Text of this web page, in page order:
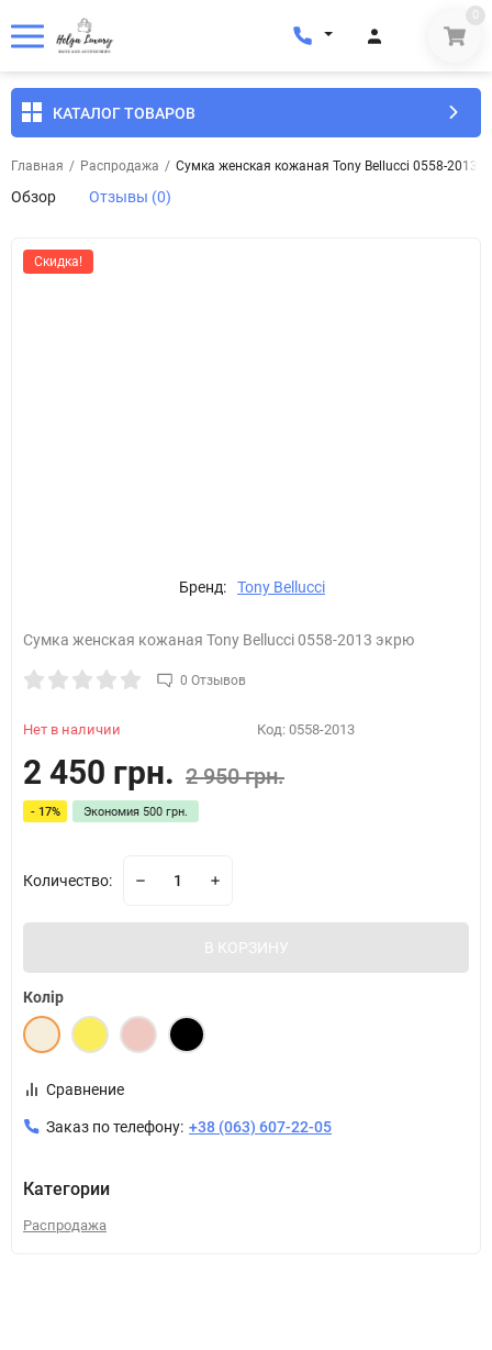
0
КАТАЛОГ ТОВАРОВ
Главная / Распродажа / Сумка женская кожаная Tony Bellucci 0558-2013
Обзор Отзывы (0)
Скидка!
Бренд: Tony Bellucci
Сумка женская кожаная Tony Bellucci 0558-2013 экрю
0 Отзывов
Нет в наличии Код: 0558-2013
2 450 грн. 2 950 грн.
- 17% Экономия 500 грн.
Количество:
В КОРЗИНУ
Колір
Сравнение
Заказ по телефону: +38 (063) 607-22-05
Категории
Распродажа